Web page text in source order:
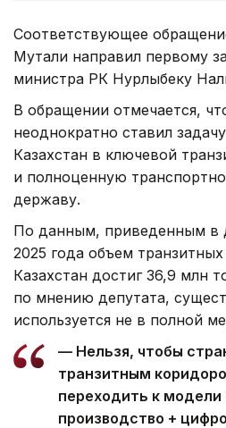
Соответствующее
Мутали направил первому
министра РК Нурлыбеку
В обращении отмечается,
неоднократно ставил
Казахстан в ключевой
и полноценную
державу.
По данным, приведенным в
2025 года объем
Казахстан достиг 36,9 млн
по мнению депутата,
используется не в полной
— Нельзя, чтобы
транзитным
переходить к модели
производство +